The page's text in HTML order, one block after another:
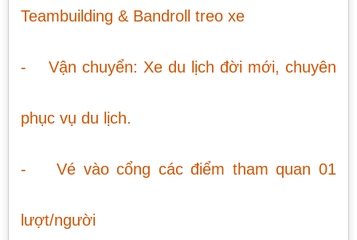
Teambuilding & Bandroll treo xe
- Vận chuyển: Xe du lịch đời mới, chuyên
phục vụ du lịch.
- Vé vào cổng các điểm tham quan 01
lượt/người